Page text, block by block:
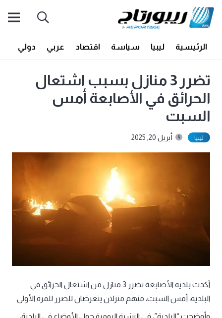
الرئيسية ليبيا سياسة اقتصاد عربي دولي
تضرر 3 منازل بسبب اشتعال
الحرائق في الأصابعة أمس
السبت
ليبيا أبريل 20, 2025
أكدت بلدية الأصابعة تضرر 3 منازل من اشتعال الحرائق في
البلدية، أمس السبت، منهم منزلان يتعرضان للضرر للمرة الأولى.
وأوضحت “البلدية”، في النشرة اليومية حول الأوضاع في البلدية،